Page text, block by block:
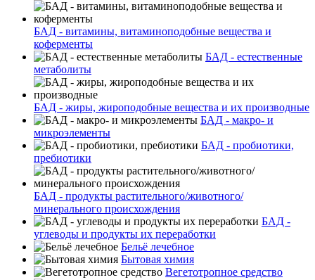
БАД - витамины, витаминоподобные вещества и
коферменты
БАД - естественные
метаболиты
БАД - жиры, жироподобные вещества и их производные
БАД - макро- и
микроэлементы
БАД - пробиотики,
пребиотики
БАД - продукты растительного/животного/
минерального происхождения
БАД -
углеводы и продукты их переработки
Бельё лечебное
Бытовая химия
Вегетотропное средство